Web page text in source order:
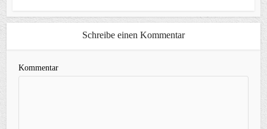
Schreibe einen Kommentar
Kommentar